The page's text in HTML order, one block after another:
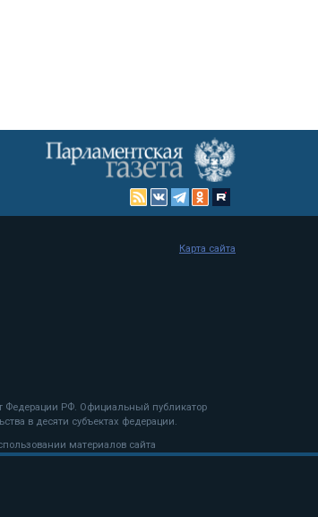
Федерации РФ. Официальный публикатор
в десяти субъектах федерации.
материалов сайта
Карта сайта